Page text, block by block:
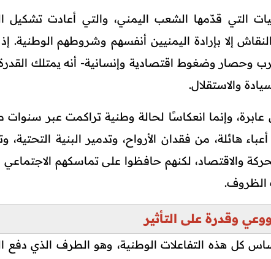
التي قدّمها الشعب اليمني، والتي أعادت تشكيل
إلا بإرادة اليمنيين أنفسهم وشروطهم الوطنية.
وحصار وضغوط اقتصادية وإنسانية- أنه يمتلك
والاستقلال.
وإنما انعكاسًا لحالة وطنية تراكمت عبر سنوات
هائلة، من فقدان الأرواح، وتدمير البنية التحتية،
والاقتصاد، لكنهم حافظوا على تماسكهم
الظروف.
وقدرة على التأثير
كل هذه التفاعلات الوطنية، وهو الطرف الذي دفع